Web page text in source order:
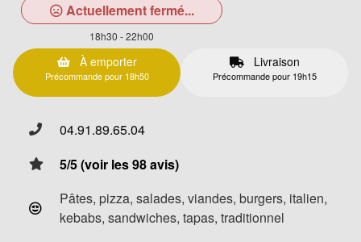
Actuellement fermé...
18h30 - 22h00
À emporter
Précommande pour 18h50
Livraison
Précommande pour 19h15
04.91.89.65.04
5/5 (voir les 98 avis)
Pâtes, pizza, salades, viandes, burgers, italien,
kebabs, sandwiches, tapas, traditionnel